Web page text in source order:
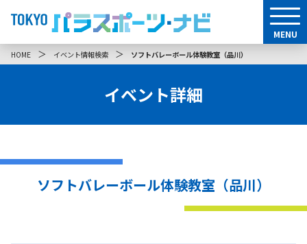
MENU
HOME ＞ イベント情報検索 ＞ ソフトバレーボール体験教室（品川）
イベント詳細
ソフトバレーボール体験教室（品川）